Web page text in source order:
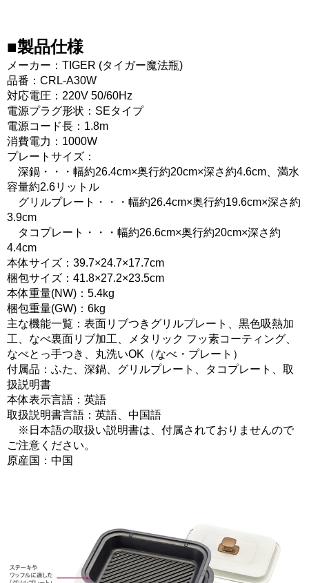
■製品仕様
メーカー：TIGER (タイガー魔法瓶)
品番：CRL-A30W
対応電圧：220V 50/60Hz
電源プラグ形状：SEタイプ
電源コード長：1.8m
消費電力：1000W
プレートサイズ：
深鍋・・・幅約26.4cm×奥行約20cm×深さ約4.6cm、満水
容量約2.6リットル
グリルプレート・・・幅約26.4cm×奥行約19.6cm×深さ約
3.9cm
タコプレート・・・幅約26.6cm×奥行約20cm×深さ約
4.4cm
本体サイズ：39.7×24.7×17.7cm
梱包サイズ：41.8×27.2×23.5cm
本体重量(NW)：5.4kg
梱包重量(GW)：6kg
主な機能一覧：表面リブつきグリルプレート、黒色吸熱加
工、なべ裏面リブ加工、メタリック フッ素コーティング、
なべとっ手つき、丸洗いOK（なべ・プレート）
付属品：ふた、深鍋、グリルプレート、タコプレート、取
扱説明書
本体表示言語：英語
取扱説明書言語：英語、中国語
※日本語の取扱い説明書は、付属されておりませんので
ご注意ください。
原産国：中国